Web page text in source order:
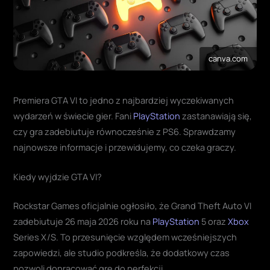
canva.com
Premiera GTA VI to jedno z najbardziej wyczekiwanych
wydarzeń w świecie gier. Fani PlayStation zastanawiają się,
czy gra zadebiutuje równocześnie z PS6. Sprawdzamy
najnowsze informacje i przewidujemy, co czeka graczy.
Kiedy wyjdzie GTA VI?
Rockstar Games oficjalnie ogłosiło, że Grand Theft Auto VI
zadebiutuje 26 maja 2026 roku na PlayStation 5 orazXbox
Series X/S. To przesunięcie względem wcześniejszych
zapowiedzi, ale studio podkreśla, że dodatkowy czas